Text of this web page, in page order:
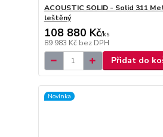
ACOUSTIC SOLID - Solid 311
leštěný
108 880 Kč/ks
89 983 Kč bez DPH
Přidat do
Novinka